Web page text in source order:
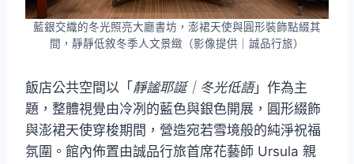
藍銀交織的冬光照亮大廳書坊，澎裙天使與圓形裝飾點綴其
間，靜靜低敘冬季人文景緻（影像提供｜誠品行旅）
飯店公共空間以「 靜謐耶誕｜冬光低語」作為主
題，整體視覺由冷冽的藍色與銀色開展，圓形綴飾
與澎裙天使穿梭期間，營造宛若雪境般的純淨祝福
氛圍。館內佈置由誠品行旅首席花藝師 Ursula 親